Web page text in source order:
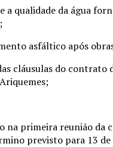
da água
após obras
do contrato de
primeira reunião da
previsto para 13 de